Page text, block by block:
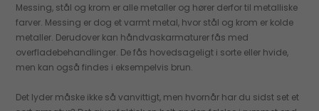
Messing, stål og krom er alle metaller og hører derfor til metalliske
farver. Messing er dog et varmt metal, hvor stål og krom er kolde
metaller. Derudover kan håndvaskarmaturer fås med
overfladebehandlinger. De fås hovedsageligt i sorte eller hvide,
men kan også findes i eksempelvis brun.
Det lyder måske ikke så vanvittigt, men hvornår har du sidst set et